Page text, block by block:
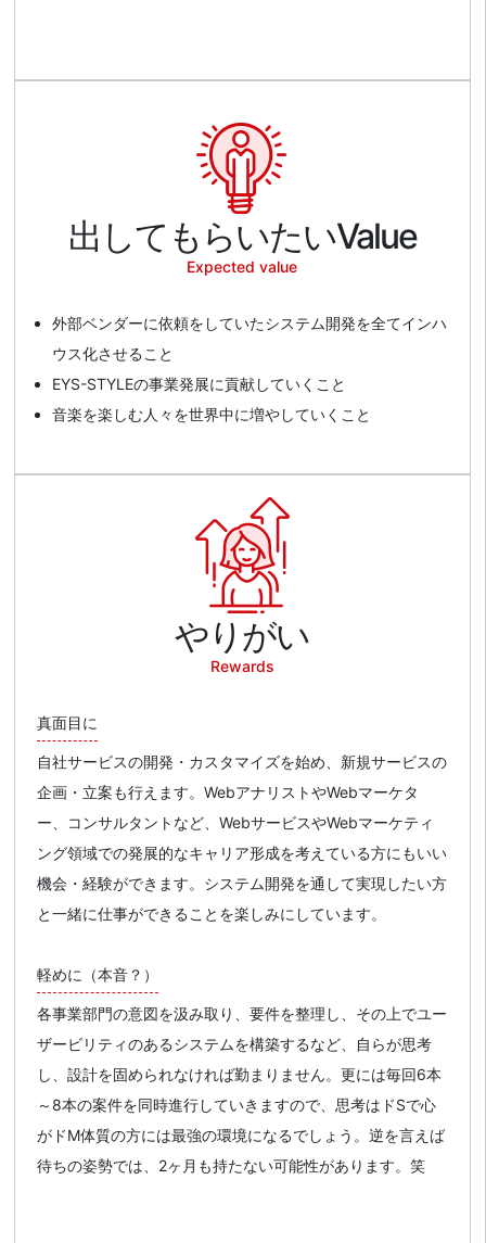
出してもらいたいValue
Expected value
外部ベンダーに依頼をしていたシステム開発を全てインハ
ウス化させること
EYS-STYLEの事業発展に貢献していくこと
音楽を楽しむ人々を世界中に増やしていくこと
やりがい
Rewards
真面目に
自社サービスの開発・カスタマイズを始め、新規サービスの
企画・立案も行えます。WebアナリストやWebマーケタ
ー、コンサルタントなど、WebサービスやWebマーケティ
ング領域での発展的なキャリア形成を考えている方にもいい
機会・経験ができます。システム開発を通して実現したい方
と一緒に仕事ができることを楽しみにしています。
軽めに（本音？）
各事業部門の意図を汲み取り、要件を整理し、その上でユー
ザービリティのあるシステムを構築するなど、自らが思考
し、設計を固められなければ勤まりません。更には毎回6本
～8本の案件を同時進行していきますので、思考はドSで心
がドM体質の方には最強の環境になるでしょう。逆を言えば
待ちの姿勢では、2ヶ月も持たない可能性があります。笑